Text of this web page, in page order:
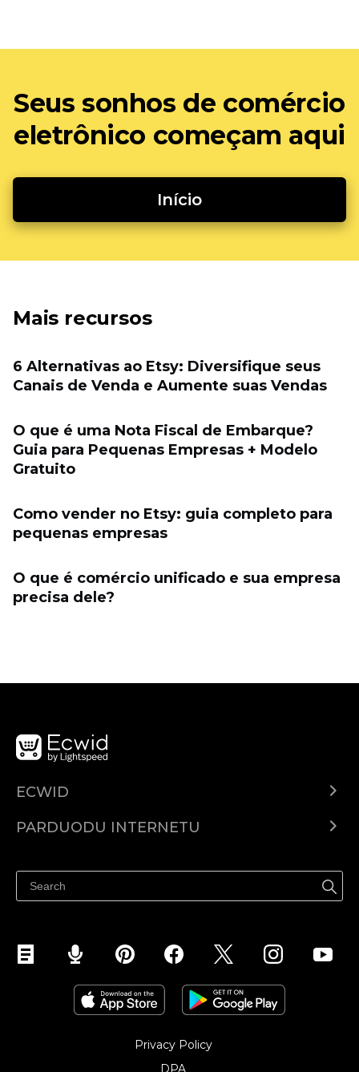
Seus sonhos de comércio
eletrônico começam aqui
Início
Mais recursos
6 Alternativas ao Etsy: Diversifique seus
Canais de Venda e Aumente suas Vendas
O que é uma Nota Fiscal de Embarque?
Guia para Pequenas Empresas + Modelo
Gratuito
Como vender no Etsy: guia completo para
pequenas empresas
O que é comércio unificado e sua empresa
precisa dele?
ECWID
Kainodara
PARDUODU INTERNETU
Parduodu Facebook
Parduodu Instagram
Privacy Policy
DPA